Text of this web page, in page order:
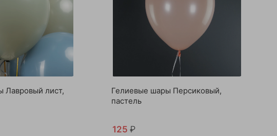
Лавровый лист,
Гелиевые шары Персиковый,
пастель
125₽